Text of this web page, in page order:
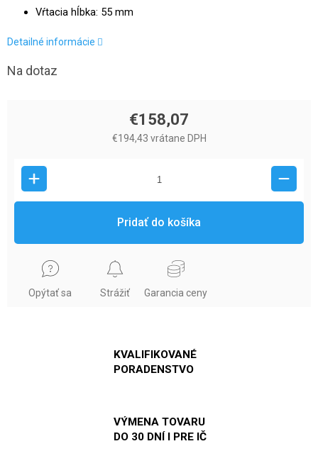
Vŕtacia hĺbka: 55 mm
Detailné informácie
Na dotaz
€158,07
€194,43 vrátane DPH
Pridať do košíka
Opýtať sa Strážiť Garancia ceny
KVALIFIKOVANÉ
PORADENSTVO
VÝMENA TOVARU
DO 30 DNÍ I PRE IČ